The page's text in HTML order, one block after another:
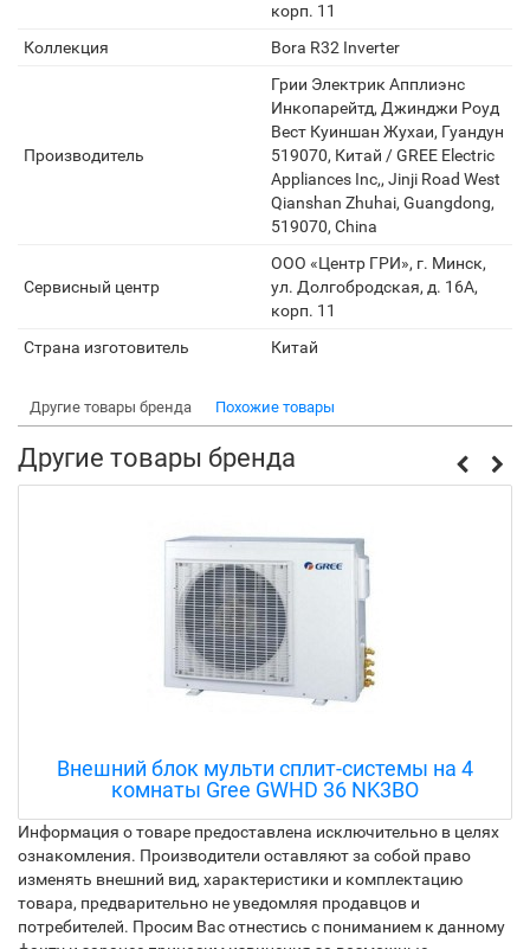
корп. 11
Коллекция
Bora R32 Inverter
Производитель
Грии Электрик Апплиэнс
Инкопарейтд, Джинджи Роуд
Вест Куиншан Жухаи, Гуандун
519070, Китай / GREE Electric
Appliances Inc,, Jinji Road West
Qianshan Zhuhai, Guangdong,
519070, China
Сервисный центр
ООО «Центр ГРИ», г. Минск,
ул. Долгобродская, д. 16А,
корп. 11
Страна изготовитель
Китай
Другие товары бренда Похожие товары
Другие товары бренда
Внутренний блок VRF-системы Gree GMV-
ND125PLS/C-T
Информация о товаре предоставлена исключительно в целях
ознакомления. Производители оставляют за собой право
изменять внешний вид, характеристики и комплектацию
товара, предварительно не уведомляя продавцов и
потребителей. Просим Вас отнестись с пониманием к данному